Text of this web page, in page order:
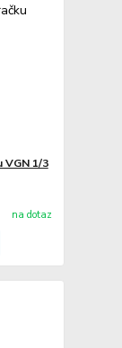
1/3
na dotaz